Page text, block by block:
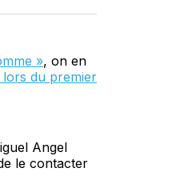
LinkedInWhatsApp
Courriel
», on en
lors du premier
Angel
le contacter